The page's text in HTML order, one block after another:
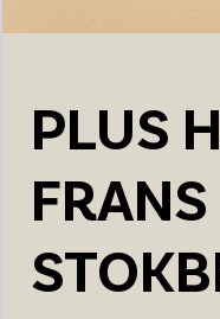
PLUS
FRANS